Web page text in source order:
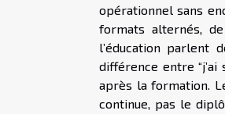
opérationnel sans
formats alternés,
l’éducation parlent
différence entre
après la formation.
continue, pas le